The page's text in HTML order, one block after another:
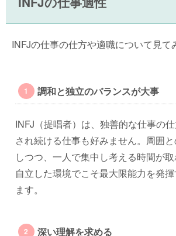
INFJの仕事の仕方や適職について見て
調和と独立のバランスが大事
INFJ（提唱者）は、独善的な仕事の
され続ける仕事も好みません。周囲
しつつ、一人で集中し考える時間が
自立した環境でこそ最大限能力を発
ます。
深い理解を求める